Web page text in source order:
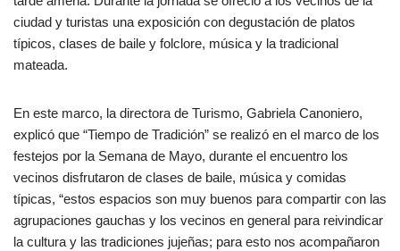
ciudad y turistas una exposición con degustación de platos
típicos, clases de baile y folclore, música y la tradicional
mateada.
En este marco, la directora de Turismo, Gabriela Canoniero,
explicó que “Tiempo de Tradición” se realizó en el marco de los
festejos por la Semana de Mayo, durante el encuentro los
vecinos disfrutaron de clases de baile, música y comidas
típicas, “estos espacios son muy buenos para compartir con las
agrupaciones gauchas y los vecinos en general para reivindicar
la cultura y las tradiciones jujeñas; para esto nos acompañaron